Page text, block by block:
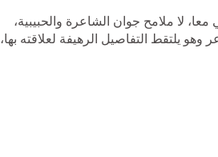
لا ملامح جوان الشاعرة والحبيبية،
يلتقط التفاصيل الرهيفة لعلاقته بها،